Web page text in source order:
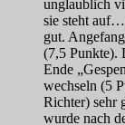
unglaublich
sie steht
gut.
(7,5 Punkte).
Ende
wechseln (5
Richter) sehr
wurde nach